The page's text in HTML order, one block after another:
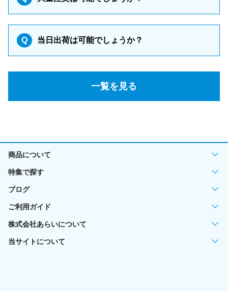
Q 当日出荷は可能でしょうか？
一覧を見る
商品について
特集で探す
ブログ
ご利用ガイド
株式会社あらいについて
当サイトについて